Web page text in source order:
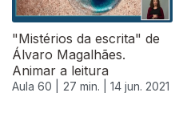
"Mistérios da escrita" de
Álvaro Magalhães.
Animar a leitura
Aula 60 | 27 min. | 14 jun. 2021